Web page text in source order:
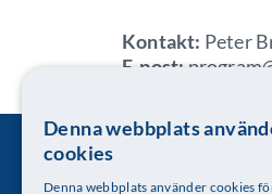
Kontakt: Peter
E-post:
Denna webbplats
cookies
Denna webbplats använder cookies